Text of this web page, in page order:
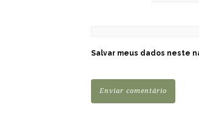
Salvar meus dados neste